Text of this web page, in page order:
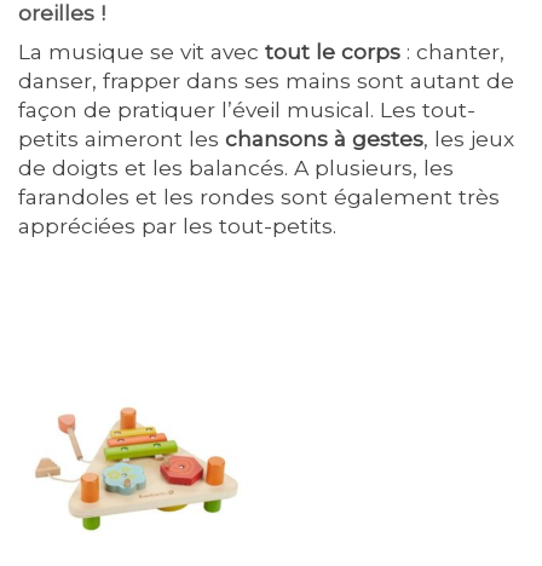
oreilles !
La musique se vit avec tout le corps : chanter,
danser, frapper dans ses mains sont autant de
façon de pratiquer l’éveil musical. Les tout-
petits aimeront les chansons à gestes, les jeux
de doigts et les balancés. A plusieurs, les
farandoles et les rondes sont également très
appréciées par les tout-petits.